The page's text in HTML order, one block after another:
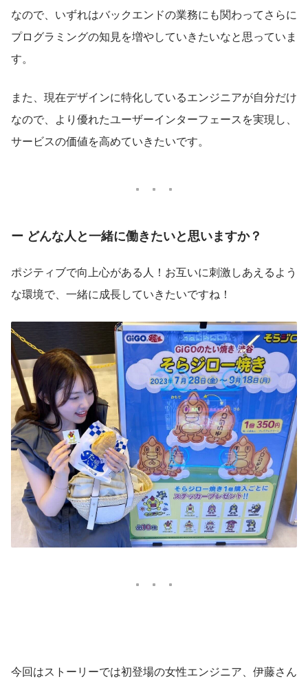
なので、いずれはバックエンドの業務にも関わってさらに
プログラミングの知見を増やしていきたいなと思っていま
す。
また、現在デザインに特化しているエンジニアが自分だけ
なので、より優れたユーザーインターフェースを実現し、
サービスの価値を高めていきたいです。
ー どんな人と一緒に働きたいと思いますか？
ポジティブで向上心がある人！お互いに刺激しあえるよう
な環境で、一緒に成長していきたいですね！
今回はストーリーでは初登場の女性エンジニア、伊藤さん